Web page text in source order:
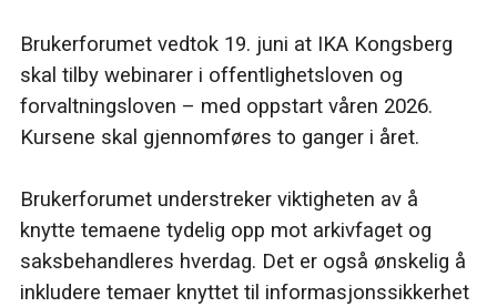
Brukerforumet vedtok 19. juni at IKA Kongsberg
skal tilby webinarer i offentlighetsloven og
forvaltningsloven – med oppstart våren 2026.
Kursene skal gjennomføres to ganger i året.
Brukerforumet understreker viktigheten av å
knytte temaene tydelig opp mot arkivfaget og
saksbehandleres hverdag. Det er også ønskelig å
inkludere temaer knyttet til informasjonssikkerhet